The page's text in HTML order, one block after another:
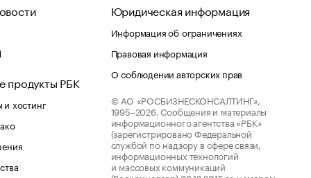
продукты РБК
хостинг
Юридическая информация
Информация об ограничениях
Правовая информация
О соблюдении авторских прав
© АО «РОСБИЗНЕСКОНСАЛТИНГ»,
1995–2026. Сообщения и материалы
информационного агентства «РБК»
(зарегистрировано Федеральной
службой по надзору в сфере связи,
информационных технологий
и массовых коммуникаций